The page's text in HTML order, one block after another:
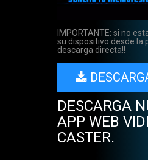
IMPORTANTE: si no
su dispositivo desde la
descarga directa!!
DESCARGA
APP WEB
CASTER.